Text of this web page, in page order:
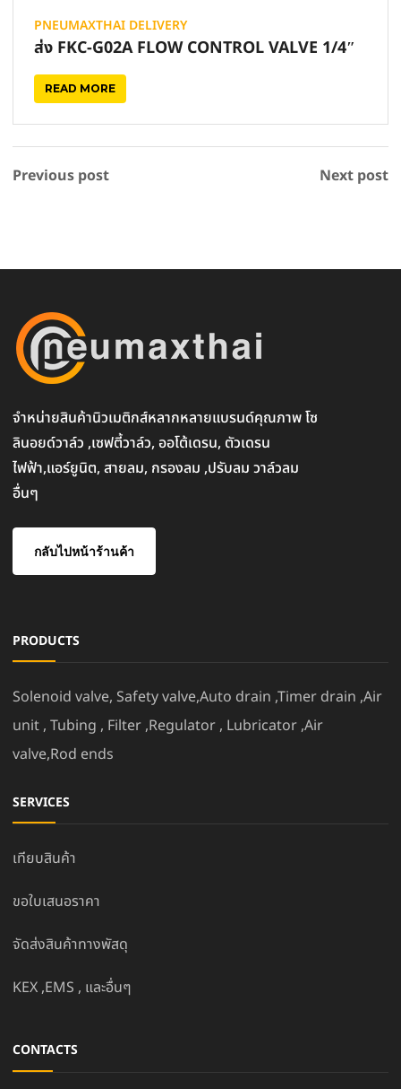
PNEUMAXTHAI DELIVERY
ส่ง FKC-G02A FLOW CONTROL VALVE 1/4″
READ MORE
Previous post Next post
จำหน่ายสินค้านิวเมติกส์หลากหลายแบรนด์คุณภาพ โซ
ลินอยด์วาล์ว ,เซฟตี้วาล์ว, ออโต้เดรน, ตัวเดรน
ไฟฟ้า,แอร์ยูนิต, สายลม, กรองลม ,ปรับลม วาล์วลม
อื่นๆ
กลับไปหน้าร้านค้า
PRODUCTS
Solenoid valve, Safety valve,Auto drain ,Timer drain ,Air
unit , Tubing , Filter ,Regulator , Lubricator ,Air
valve,Rod ends
SERVICES
เทียบสินค้า
ขอใบเสนอราคา
จัดส่งสินค้าทางพัสดุ
KEX ,EMS , และอื่นๆ
CONTACTS